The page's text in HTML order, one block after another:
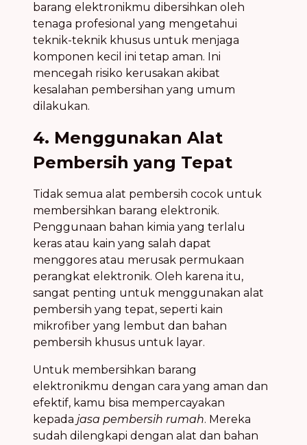
barang elektronikmu dibersihkan oleh
tenaga profesional yang mengetahui
teknik-teknik khusus untuk menjaga
komponen kecil ini tetap aman. Ini
mencegah risiko kerusakan akibat
kesalahan pembersihan yang umum
dilakukan.
4. Menggunakan Alat
Pembersih yang Tepat
Tidak semua alat pembersih cocok untuk
membersihkan barang elektronik.
Penggunaan bahan kimia yang terlalu
keras atau kain yang salah dapat
menggores atau merusak permukaan
perangkat elektronik. Oleh karena itu,
sangat penting untuk menggunakan alat
pembersih yang tepat, seperti kain
mikrofiber yang lembut dan bahan
pembersih khusus untuk layar.
Untuk membersihkan barang
elektronikmu dengan cara yang aman dan
efektif, kamu bisa mempercayakan
kepada jasa pembersih rumah. Mereka
sudah dilengkapi dengan alat dan bahan